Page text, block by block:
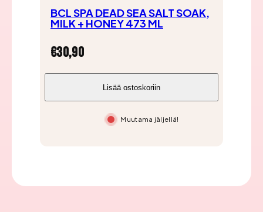
BCL SPA DEAD SEA SALT SOAK,
MILK + HONEY 473 ML
Hinta
€30,90
Lisää ostoskoriin
Muutama jäljellä!